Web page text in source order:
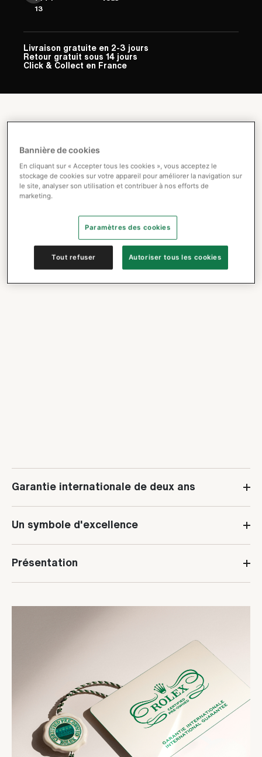
13
Livraison gratuite en 2-3 jours
Retour gratuit sous 14 jours
Click & Collect en France
Garantie internationale de deux ans
Un symbole d'excellence
Présentation
Bannière de cookies
En cliquant sur « Accepter tous les cookies », vous acceptez le
stockage de cookies sur votre appareil pour améliorer la navigation sur
le site, analyser son utilisation et contribuer à nos efforts de
marketing.
Paramètres des cookies
Tout refuser Autoriser tous les cookies